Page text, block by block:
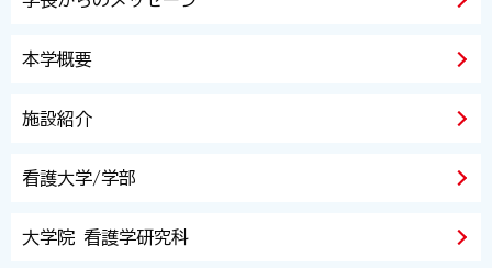
本学概要
施設紹介
看護大学/学部
大学院 看護学研究科